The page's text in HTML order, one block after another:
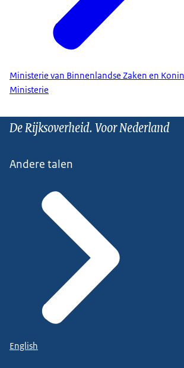
Ministerie van Binnenlandse Zaken en
Ministerie
De Rijksoverheid. Voor Nederland
Andere talen
English